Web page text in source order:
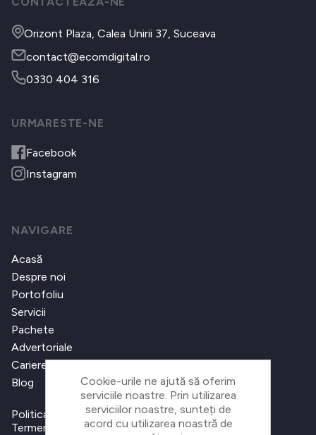
Orizont Plaza, Calea Unirii 37, Suceava
contact@ecomdigital.ro
0330 404 316
URMARESTE-NE
Facebook
Instagram
NAVIGARE
Acasă
Despre noi
Portofoliu
Servicii
Pachete
Advertoriale
Cariere
Blog
Politica de confidențialitate
Termeni și condiții
Cookie-urile ne ajută să oferim
serviciile noastre. Prin utilizarea
serviciilor noastre, sunteți de
acord cu utilizarea noastră de